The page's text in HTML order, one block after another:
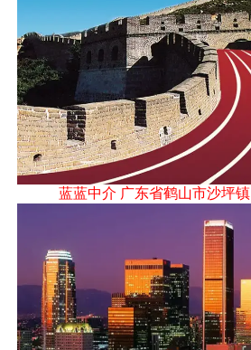
蓝蓝中介 广东省鹤山市沙坪镇